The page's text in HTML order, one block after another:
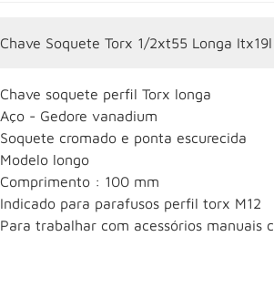
Chave Soquete Torx 1/2xt55 Longa
Chave soquete perfil Torx longa
Aço - Gedore vanadium
Soquete cromado e ponta escurecida
Modelo longo
Comprimento : 100 mm
Indicado para parafusos perfil torx M12
Para trabalhar com acessórios manuais